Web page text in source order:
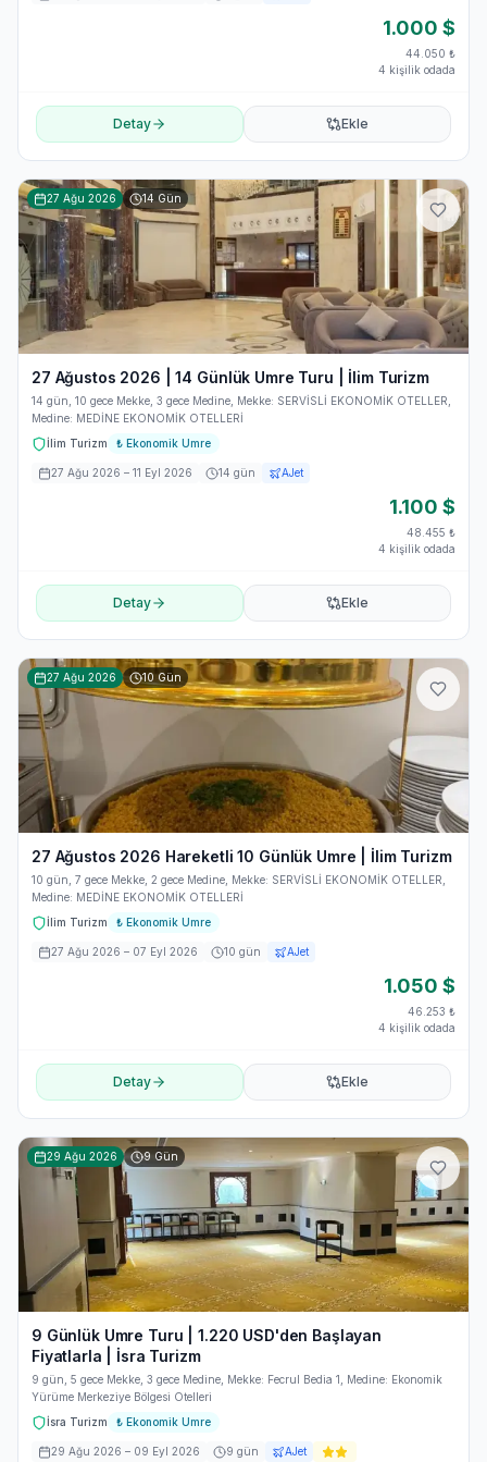
1.000 $
44.050 ₺
4 kişilik odada
Detay Ekle
27 Ağu 2026 14 Gün
27 Ağustos 2026 | 14 Günlük Umre Turu | İlim Turizm
14 gün, 10 gece Mekke, 3 gece Medine, Mekke: SERVİSLİ EKONOMİK OTELLER,
Medine: MEDİNE EKONOMİK OTELLERİ
İlim Turizm
₺ Ekonomik Umre
27 Ağu 2026 – 11 Eyl 2026 14 gün AJet
1.100 $
48.455 ₺
4 kişilik odada
Detay Ekle
27 Ağu 2026 10Gün
27 Ağustos 2026 Hareketli 10 Günlük Umre | İlim Turizm
10 gün, 7 gece Mekke, 2 gece Medine, Mekke: SERVİSLİ EKONOMİK OTELLER,
Medine: MEDİNE EKONOMİK OTELLERİ
İlim Turizm
₺ Ekonomik Umre
27 Ağu 2026 – 07 Eyl 2026 10 gün AJet
1.050 $
46.253 ₺
4 kişilik odada
Detay Ekle
29 Ağu 2026 9Gün
9 Günlük Umre Turu | 1.220 USD'den Başlayan
Fiyatlarla | İsra Turizm
9 gün, 5 gece Mekke, 3 gece Medine, Mekke: Fecrul Bedia 1, Medine: Ekonomik
Yürüme Merkeziye Bölgesi Otelleri
İsra Turizm
₺ Ekonomik Umre
29 Ağu 2026 – 09 Eyl 2026 9 gün AJet